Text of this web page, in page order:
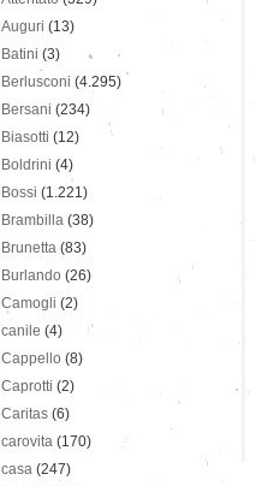
Auguri (13)
Batini (3)
Berlusconi (4.295)
Bersani (234)
Biasotti (12)
Boldrini (4)
Bossi (1.221)
Brambilla (38)
Brunetta (83)
Burlando (26)
Camogli (2)
canile (4)
Cappello (8)
Caprotti (2)
Caritas (6)
carovita (170)
casa (247)